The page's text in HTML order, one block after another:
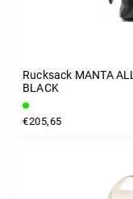
Rucksack MANTA ALL
BLACK
€205,65